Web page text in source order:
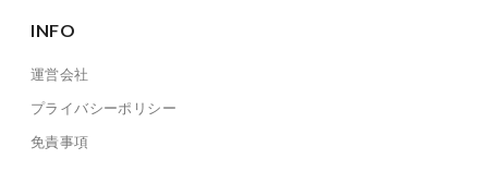
INFO
運営会社
プライバシーポリシー
免責事項